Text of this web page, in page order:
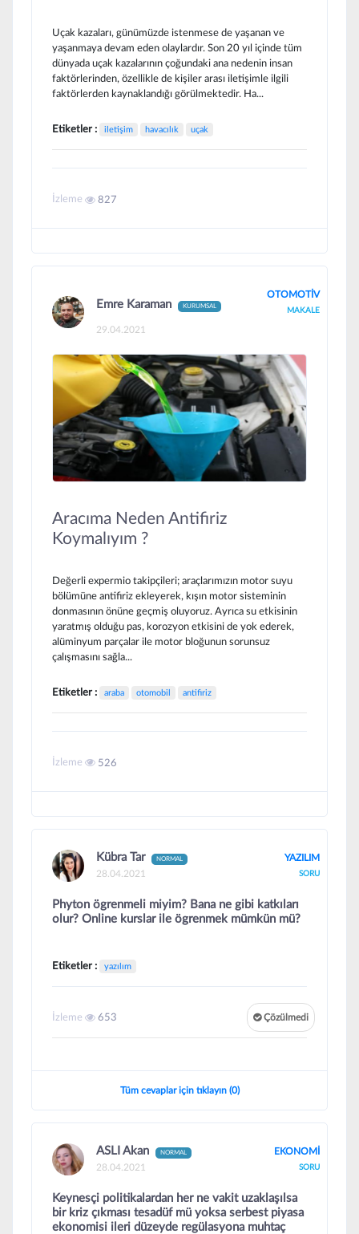
Uçak kazaları, günümüzde istenmese de yaşanan ve
yaşanmaya devam eden olaylardır. Son 20 yıl içinde tüm
dünyada uçak kazalarının çoğundaki ana nedenin insan
faktörlerinden, özellikle de kişiler arası iletişimle ilgili
faktörlerden kaynaklandığı görülmektedir. Ha...
Etiketler : iletişim havacılık uçak
İzleme 827
Emre Karaman KURUMSAL
29.04.2021
OTOMOTİV
MAKALE
Aracıma Neden Antifiriz
Koymalıyım ?
Değerli expermio takipçileri; araçlarımızın motor suyu
bölümüne antifiriz ekleyerek, kışın motor sisteminin
donmasının önüne geçmiş oluyoruz. Ayrıca su etkisinin
yaratmış olduğu pas, korozyon etkisini de yok ederek,
alüminyum parçalar ile motor bloğunun sorunsuz
çalışmasını sağla...
Etiketler : araba otomobil antifiriz
İzleme 526
Kübra Tar NORMAL
28.04.2021
YAZILIM
SORU
Phyton ögrenmeli miyim? Bana ne gibi katkıları
olur? Online kurslar ile ögrenmek mümkün mü?
Etiketler : yazılım
Çözülmedi
İzleme 653
Tüm cevaplar için tıklayın (0)
ASLI Akan NORMAL
28.04.2021
EKONOMİ
SORU
Keynesçi politikalardan her ne vakit uzaklaşılsa
bir kriz çıkması tesadüf mü yoksa serbest piyasa
ekonomisi ileri düzeyde regülasyona muhtaç